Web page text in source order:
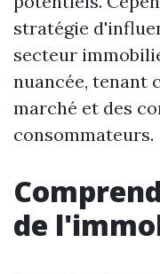
stratégie
secteur
nuancée, tenant
marché et des
consommateurs.
de